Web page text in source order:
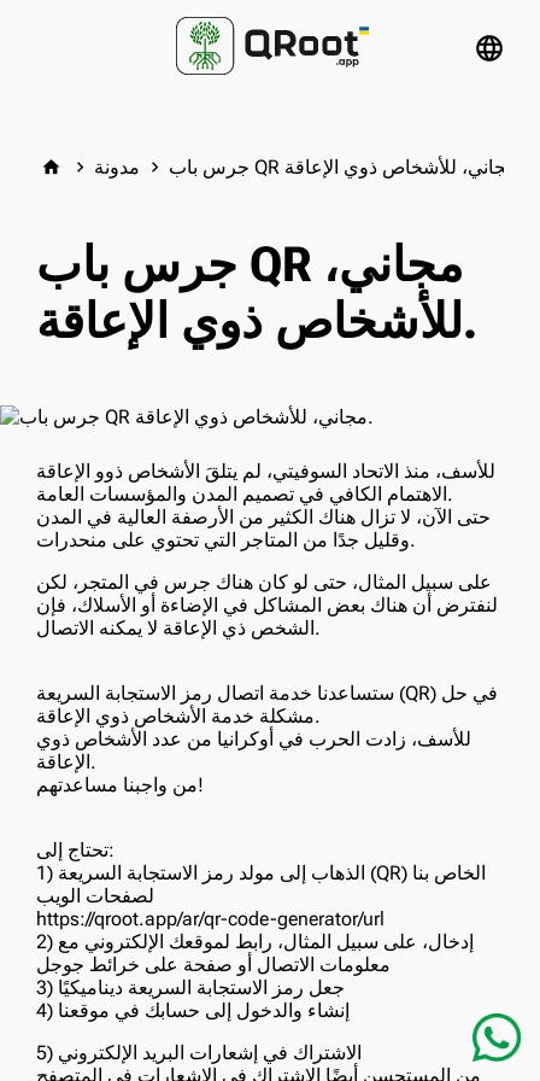
language
home keyboard_arrow_right مدونة keyboard_arrow_right
جرس باب QR مجاني،
للأشخاص ذوي الإعاقة.
للأسف، منذ الاتحاد السوفيتي، لم يتلقَ الأشخاص ذوو الإعاقة
الاهتمام الكافي في تصميم المدن والمؤسسات العامة.
حتى الآن، لا تزال هناك الكثير من الأرصفة العالية في المدن
وقليل جدًا من المتاجر التي تحتوي على منحدرات.
على سبيل المثال، حتى لو كان هناك جرس في المتجر، لكن
لنفترض أن هناك بعض المشاكل في الإضاءة أو الأسلاك، فإن
الشخص ذي الإعاقة لا يمكنه الاتصال.
ستساعدنا خدمة اتصال رمز الاستجابة السريعة (QR) في حل
مشكلة خدمة الأشخاص ذوي الإعاقة.
للأسف، زادت الحرب في أوكرانيا من عدد الأشخاص ذوي
الإعاقة.
من واجبنا مساعدتهم!
تحتاج إلى:
1) الذهاب إلى مولد رمز الاستجابة السريعة (QR) الخاص بنا
لصفحات الويب
https://qroot.app/ar/qr-code-generator/url
2) إدخال، على سبيل المثال، رابط لموقعك الإلكتروني مع
معلومات الاتصال أو صفحة على خرائط جوجل
3) جعل رمز الاستجابة السريعة ديناميكيًا
4) إنشاء والدخول إلى حسابك في موقعنا
5) الاشتراك في إشعارات البريد الإلكتروني
من المستحسن أيضًا الاشتراك في الإشعارات في المتصفح